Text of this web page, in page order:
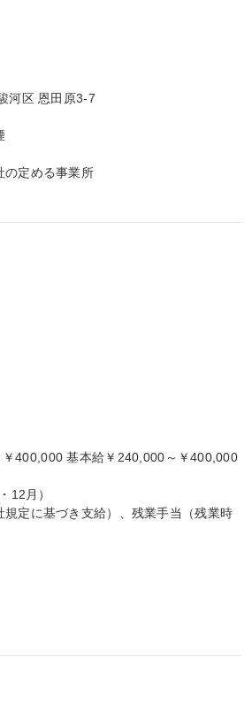
河区 恩田原3-7
の定める事業所
400,000 基本給￥240,000～￥400,000
12月）
定に基づき支給）、残業手当（残業時